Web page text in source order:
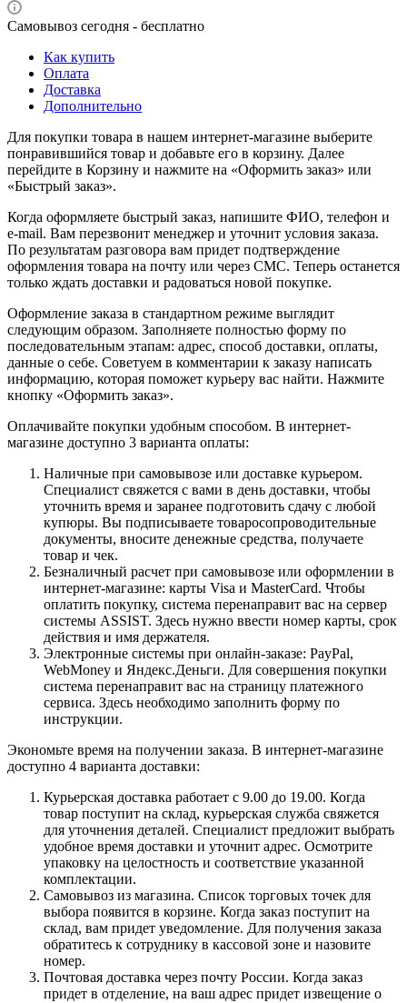
Самовывоз сегодня - бесплатно
Как купить
Оплата
Доставка
Дополнительно
Для покупки товара в нашем интернет-магазине выберите
понравившийся товар и добавьте его в корзину. Далее
перейдите в Корзину и нажмите на «Оформить заказ» или
«Быстрый заказ».
Когда оформляете быстрый заказ, напишите ФИО, телефон и
e-mail. Вам перезвонит менеджер и уточнит условия заказа.
По результатам разговора вам придет подтверждение
оформления товара на почту или через СМС. Теперь останется
только ждать доставки и радоваться новой покупке.
Оформление заказа в стандартном режиме выглядит
следующим образом. Заполняете полностью форму по
последовательным этапам: адрес, способ доставки, оплаты,
данные о себе. Советуем в комментарии к заказу написать
информацию, которая поможет курьеру вас найти. Нажмите
кнопку «Оформить заказ».
Оплачивайте покупки удобным способом. В интернет-
магазине доступно 3 варианта оплаты:
Наличные при самовывозе или доставке курьером.
Специалист свяжется с вами в день доставки, чтобы
уточнить время и заранее подготовить сдачу с любой
купюры. Вы подписываете товаросопроводительные
документы, вносите денежные средства, получаете
товар и чек.
Безналичный расчет при самовывозе или оформлении в
интернет-магазине: карты Visa и MasterCard. Чтобы
оплатить покупку, система перенаправит вас на сервер
системы ASSIST. Здесь нужно ввести номер карты, срок
действия и имя держателя.
Электронные системы при онлайн-заказе: PayPal,
WebMoney и Яндекс.Деньги. Для совершения покупки
система перенаправит вас на страницу платежного
сервиса. Здесь необходимо заполнить форму по
инструкции.
Экономьте время на получении заказа. В интернет-магазине
доступно 4 варианта доставки:
Курьерская доставка работает с 9.00 до 19.00. Когда
товар поступит на склад, курьерская служба свяжется
для уточнения деталей. Специалист предложит выбрать
удобное время доставки и уточнит адрес. Осмотрите
упаковку на целостность и соответствие указанной
комплектации.
Самовывоз из магазина. Список торговых точек для
выбора появится в корзине. Когда заказ поступит на
склад, вам придет уведомление. Для получения заказа
обратитесь к сотруднику в кассовой зоне и назовите
номер.
Почтовая доставка через почту России. Когда заказ
придет в отделение, на ваш адрес придет извещение о